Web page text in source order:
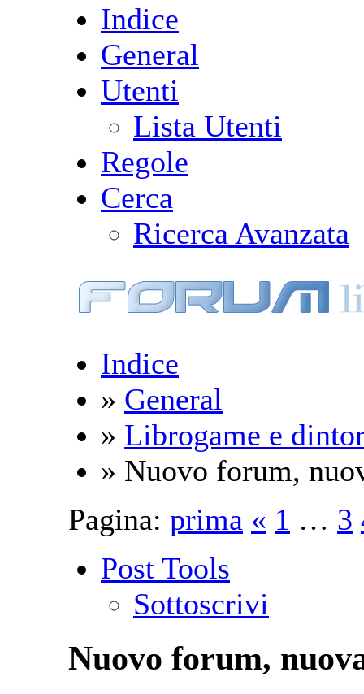
Indice
General
Utenti
Lista Utenti
Regole
Cerca
Ricerca Avanzata
Indice
» General
» Librogame e
» Nuovo forum,
Pagina: prima « 1 … 3
Post Tools
Sottoscrivi
Nuovo forum,